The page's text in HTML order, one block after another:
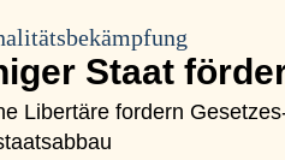
Staat
Libertäre fordern